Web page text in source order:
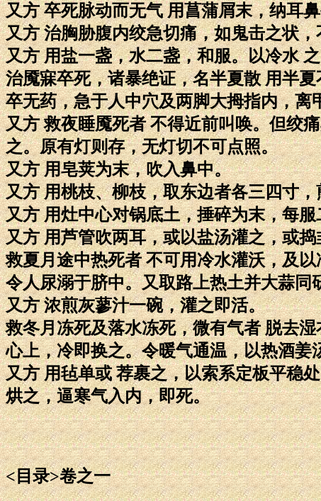
又方 卒死脉动而无气 用菖蒲屑末，纳耳
又方 治胸胁腹内绞急切痛，如鬼击之状
又方 用盐一盏，水二盏，和服。以冷水
治魇寐卒死，诸暴绝证，名半夏散 用半
卒无药，急于人中穴及两脚大拇指内，
又方 救夜睡魇死者 不得近前叫唤。但绞
之。原有灯则存，无灯切不可点照。
又方 用皂荚为末，吹入鼻中。
又方 用桃枝、柳枝，取东边者各三四寸
又方 用灶中心对锅底土，捶碎为末，每
又方 用芦管吹两耳，或以盐汤灌之，或
救夏月途中热死者 不可用冷水灌沃，及
令人尿溺于脐中。又取路上热土并大蒜同
又方 浓煎灰蓼汁一碗，灌之即活。
救冬月冻死及落水冻死，微有气者 脱去
心上，冷即换之。令暖气通温，以热酒姜
又方 用毡单或 荐裹之，以索系定板平稳
烘之，逼寒气入内，即死。
<目录>卷之一